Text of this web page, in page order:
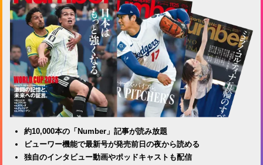
約10,000本の「Number」記事が読み放題
ビューワー機能で最新号が発売前日の夜から読める
独自のインタビュー動画やポッドキャストも配信